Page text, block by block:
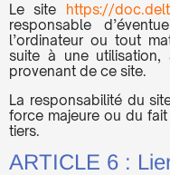
Le site https://
responsable
l’ordinateur ou tout
suite à une utilisation,
provenant de ce site.
La responsabilité du
force majeure ou du
tiers.
ARTICLE 6 :